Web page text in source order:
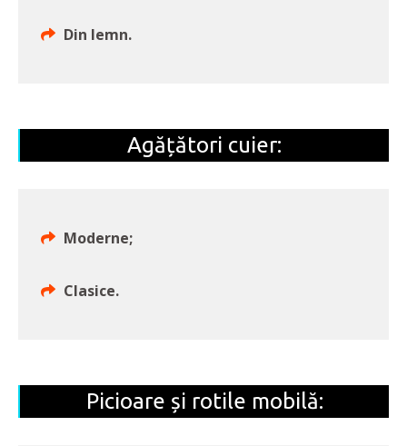
Din lemn.
Agățători cuier:
Moderne;
Clasice.
Picioare și rotile mobilă: